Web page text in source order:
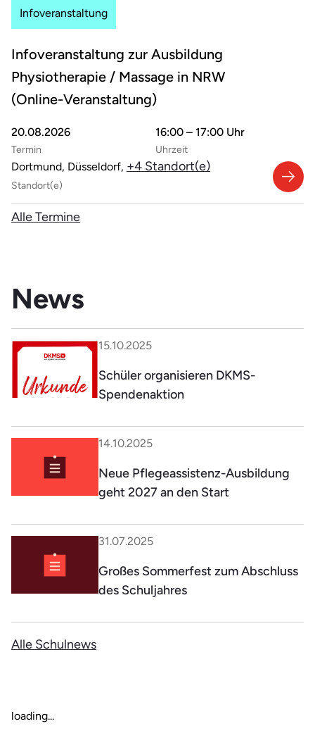
Infoveranstaltung
Infoveranstaltung zur Ausbildung
Physiotherapie / Massage in NRW
(Online-Veranstaltung)
20.08.2026
Termin
16:00 – 17:00 Uhr
Uhrzeit
Dortmund, Düsseldorf, +4 Standort(e)
Standort(e)
Alle Termine
News
Alle Schulnews
15.10.2025
Schüler organisieren DKMS-
Spendenaktion
14.10.2025
Neue Pflegeassistenz-Ausbildung
geht 2027 an den Start
31.07.2025
Großes Sommerfest zum Abschluss
des Schuljahres
loading...